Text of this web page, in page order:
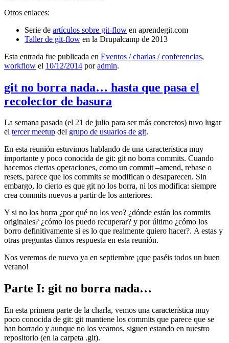
Otros enlaces:
Serie de artículos sobre git-flow en aprendegit.com
Taller de git-flow en la Drupalcamp de 2013
Esta entrada fue publicada en Eventos / charlas / conferencias,
workflow el 10/12/2014 poradmin.
git no borra nada… hasta que pasa el
recolector de basura
La semana pasada (el 21 de julio para ser más concretos) tuvo lugar
el tercer meetup del grupo de usuarios de git.
En esta reunión estuvimos hablando de una característica muy
importante y poco conocida de git: git no borra commits. Cuando
hacemos ciertas operaciones, como un commit –amend, rebase o
resets, parece que los commits se modifican o desaparecen. Sin
embargo, lo cierto es que git no los borra, ni los modifica: siempre
crea commits nuevos a partir de los anteriores.
Y si no los borra ¿por qué no los veo? ¿dónde están los commits
originales? ¿cómo los puedo recuperar? y por último ¿cómo los
borro definitivamente si es lo que realmente quiero hacer?. A estas y
otras preguntas dimos respuesta en esta reunión.
Nos veremos de nuevo ya en septiembre ¡que paséis todos un buen
verano!
Parte I: git no borra nada…
En esta primera parte de la charla, vemos una característica muy
poco conocida de git: git mantiene los commits que parece que se
han borrado y aunque no los veamos, siguen estando en nuestro
repositorio (en la carpeta .git).